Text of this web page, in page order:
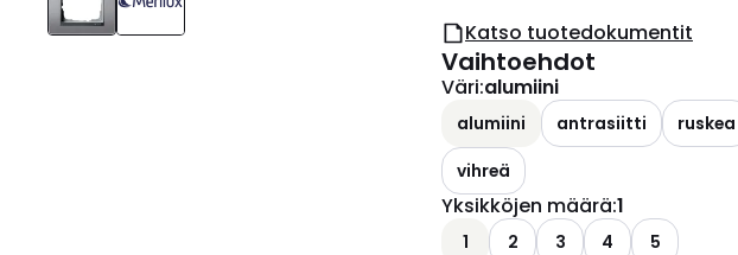
Katso tuotedokumentit
Vaihtoehdot
Väri:alumiini
alumiini antrasiitti ruskea
vihreä
Yksikköjen määrä:1
1 2 3 4 5